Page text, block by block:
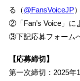
る（@FansVoiceJP）
②「Fan’s Voice」に
③下記応募フォーム
【応募締切】
第一次締切：2025年